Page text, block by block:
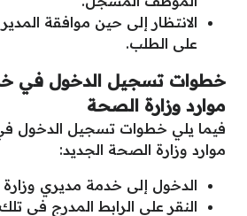
الانتظار إلى حين موافقة
على الطلب.
خطوات تسجيل الدخول في
موارد وزارة الصحة
فيما يلي خطوات تسجيل الدخول
موارد وزارة الصحة الجديد:
الدخول إلى خدمة مديري
النقر على الرابط المدرج في